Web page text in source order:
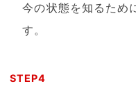
今の状態を知るため
す。
STEP4